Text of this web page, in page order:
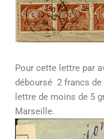
Pour cette lettre par
déboursé 2 francs de
lettre de moins de 5
Marseille.